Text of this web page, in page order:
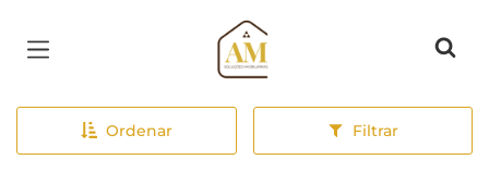
Página inicial
Ordenar Filtrar